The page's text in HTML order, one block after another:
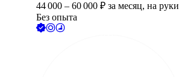
44 000 – 60 000 ₽ за месяц, на руки
Без опыта